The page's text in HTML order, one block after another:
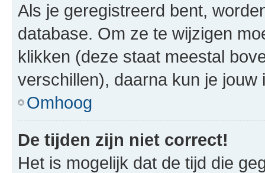
Als je geregistreerd bent,
database. Om ze te wijzigen
klikken (deze staat meestal
verschillen), daarna kun je jouw
Omhoog
De tijden zijn niet correct!
Het is mogelijk dat de tijd die